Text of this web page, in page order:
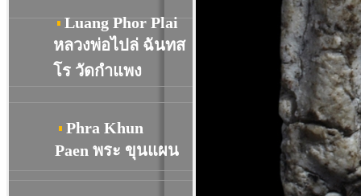
Luang Phor Plai
หลวงพ่อไปล่ ฉันทส
โร วัดกำแพง
Phra Khun
Paen พระ ขุนแผน